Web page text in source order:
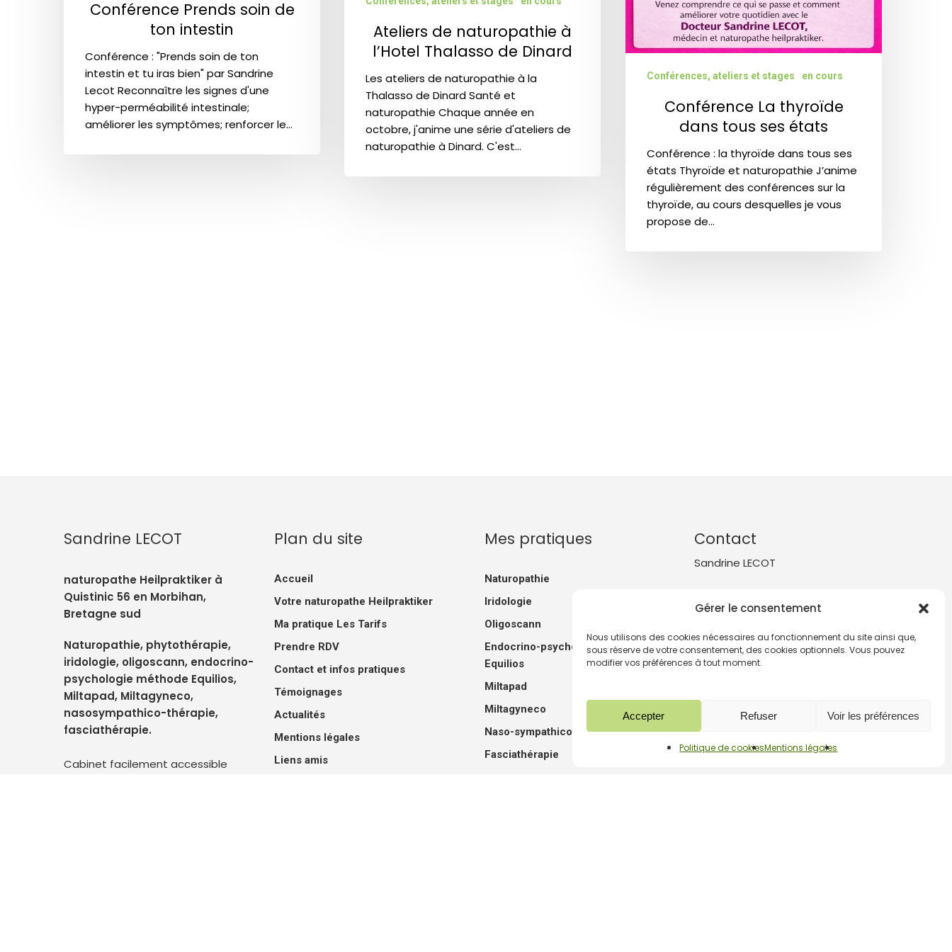
Gérer le consentement
Nous utilisons des cookies nécessaires au fonctionnement du site ainsi que,
sous réserve de votre consentement, des cookies optionnels. Vous pouvez
modifier vos préférences à tout moment.
Accepter Refuser Voir les préférences
Politique de cookiesMentions légales
Conférence Prends soin de
ton intestin
Conférence : "Prends soin de ton
intestin et tu iras bien" par Sandrine
Lecot Reconnaître les signes d'une
hyper-perméabilité intestinale;
améliorer les symptômes; renforcer le…
Ateliers de naturopathie à
l’Hotel Thalasso de Dinard
Les ateliers de naturopathie à la
Thalasso de Dinard Santé et
naturopathie Chaque année en
octobre, j'anime une série d'ateliers de
naturopathie à Dinard. C'est…
Conférences, ateliers et stages en cours
Conférence La thyroïde
dans tous ses états
Conférence : la thyroïde dans tous ses
états Thyroïde et naturopathie J’anime
régulièrement des conférences sur la
thyroïde, au cours desquelles je vous
propose de…
Sandrine LECOT
naturopathe Heilpraktiker à
Quistinic 56 en Morbihan,
Bretagne sud
Naturopathie, phytothérapie,
iridologie, oligoscann, endocrino-
psychologie méthode Equilios,
Miltapad, Miltagyneco,
nasosympathico-thérapie,
fasciathérapie.
Cabinet facilement accessible
Plan du site
Accueil
Votre naturopathe Heilpraktiker
Ma pratique Les Tarifs
Prendre RDV
Contact et infos pratiques
Témoignages
Actualités
Mentions légales
Liens amis
Mes pratiques
Naturopathie
Iridologie
Oligoscann
Endocrino-psychologie – Méthode
Equilios
Miltapad
Miltagyneco
Naso-sympathicothérapie
Fasciathérapie
Contact
Sandrine LECOT
56310 Quistinic
02 97 08 52 71